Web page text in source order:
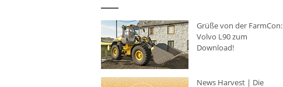
Grüße von der FarmCon:
Volvo L90 zum
Download!
News Harvest | Die